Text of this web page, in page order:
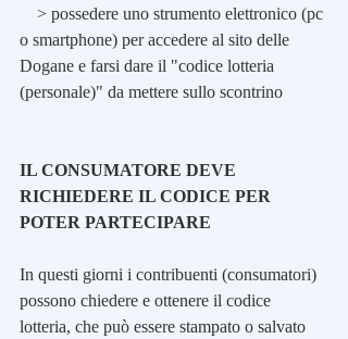
o smartphone) per accedere al sito delle
Dogane e farsi dare il "codice lotteria
(personale)" da mettere sullo scontrino
IL CONSUMATORE DEVE
RICHIEDERE IL CODICE PER
POTER PARTECIPARE
In questi giorni i contribuenti (consumatori)
possono chiedere e ottenere il codice
lotteria, che può essere stampato o salvato